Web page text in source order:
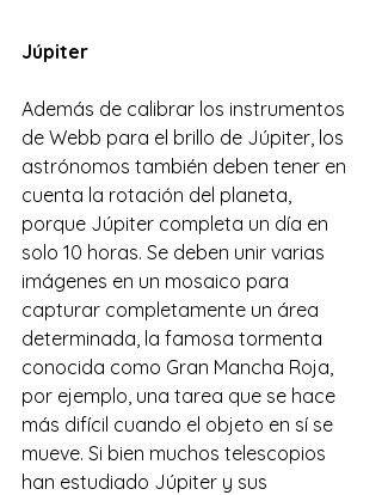
Júpiter
Además de calibrar los instrumentos
de Webb para el brillo de Júpiter, los
astrónomos también deben tener en
cuenta la rotación del planeta,
porque Júpiter completa un día en
solo 10 horas. Se deben unir varias
imágenes en un mosaico para
capturar completamente un área
determinada, la famosa tormenta
conocida como Gran Mancha Roja,
por ejemplo, una tarea que se hace
más difícil cuando el objeto en sí se
mueve. Si bien muchos telescopios
han estudiado Júpiter y sus